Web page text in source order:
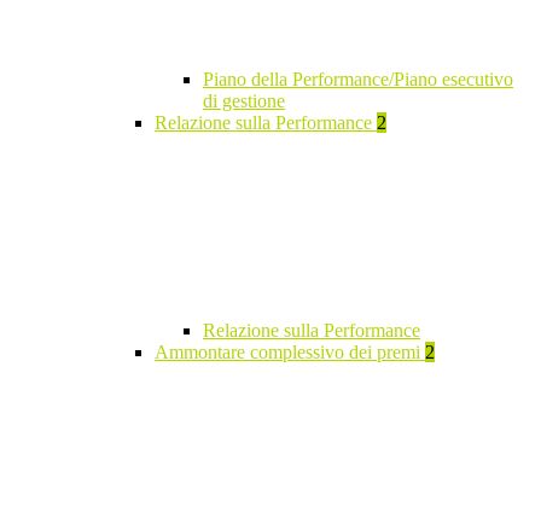
Piano della Performance/Piano esecutivo
di gestione
Relazione sulla Performance 2
Relazione sulla Performance
Ammontare complessivo dei premi 2